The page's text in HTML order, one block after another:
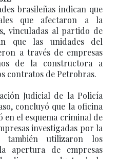
brasileñas indican que
que afectaron a la
vinculadas al partido de
que las unidades del
a través de empresas
de la constructora a
contratos de Petrobras.
Judicial de la Policía
concluyó que la oficina
en el esquema criminal de
investigadas por la
también utilizaron los
apertura de empresas